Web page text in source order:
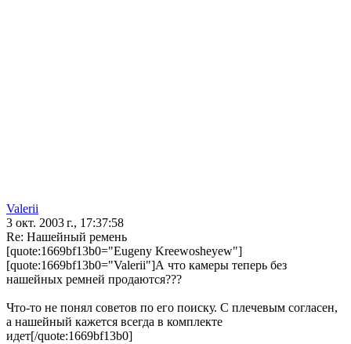
Valerii
3 окт. 2003 г., 17:37:58
Re: Нашейный ремень
[quote:1669bf13b0="Eugeny Kreewosheyew"]
[quote:1669bf13b0="Valerii"]А что камеры теперь без
нашейных ремней продаются???
Что-то не понял советов по его поиску. С плечевым согласен,
а нашейный кажется всегда в комплекте
идет[/quote:1669bf13b0]